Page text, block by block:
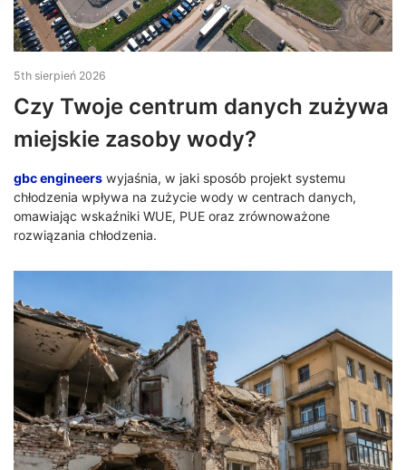
5th sierpień 2026
Czy Twoje centrum danych zużywa
miejskie zasoby wody?
gbc engineers wyjaśnia, w jaki sposób projekt systemu
chłodzenia wpływa na zużycie wody w centrach danych,
omawiając wskaźniki WUE, PUE oraz zrównoważone
rozwiązania chłodzenia.